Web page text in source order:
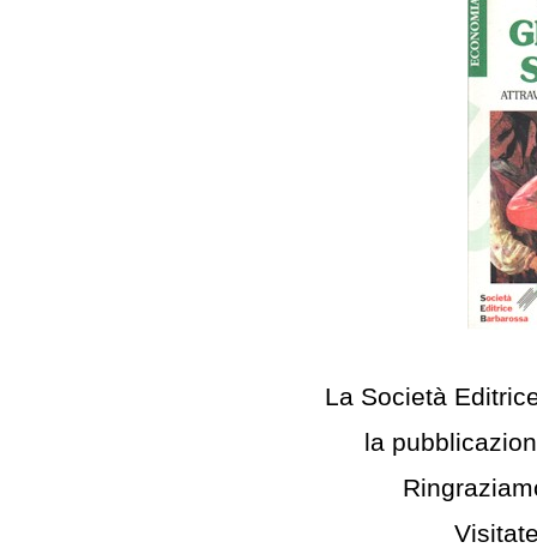
La Società
la